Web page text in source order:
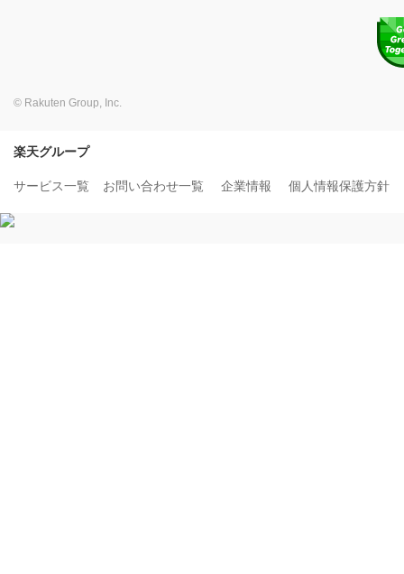
© Rakuten Group, Inc.
楽天グループ
サービス一覧 お問い合わせ一覧 企業情報 個人情報保護方針